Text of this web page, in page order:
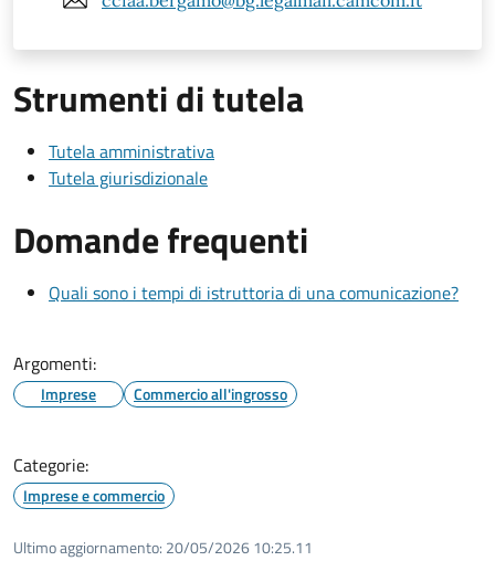
Strumenti di tutela
Tutela amministrativa
Tutela giurisdizionale
Domande frequenti
Quali sono i tempi di istruttoria di una comunicazione?
Argomenti:
Imprese Commercio all'ingrosso
Categorie:
Imprese e commercio
Ultimo aggiornamento: 20/05/2026 10:25.11